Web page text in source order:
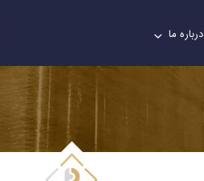
درباره ما
روش های حمل و نقل